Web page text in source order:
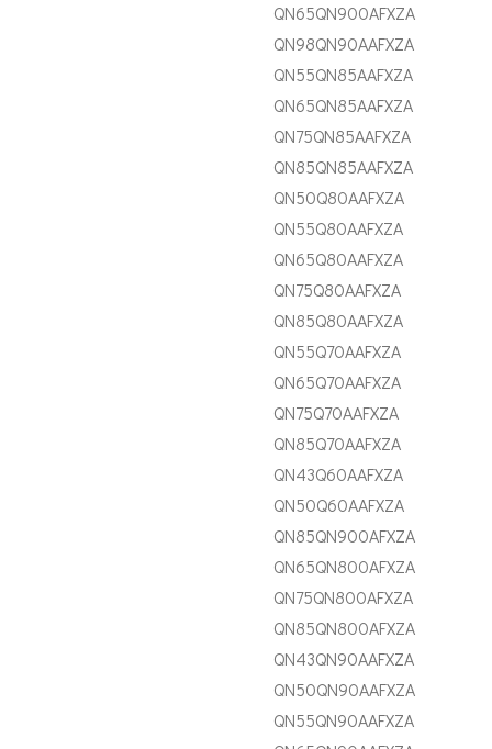
QN65QN900AFXZA
QN98QN90AAFXZA
QN55QN85AAFXZA
QN65QN85AAFXZA
QN75QN85AAFXZA
QN85QN85AAFXZA
QN50Q80AAFXZA
QN55Q80AAFXZA
QN65Q80AAFXZA
QN75Q80AAFXZA
QN85Q80AAFXZA
QN55Q70AAFXZA
QN65Q70AAFXZA
QN75Q70AAFXZA
QN85Q70AAFXZA
QN43Q60AAFXZA
QN50Q60AAFXZA
QN85QN900AFXZA
QN65QN800AFXZA
QN75QN800AFXZA
QN85QN800AFXZA
QN43QN90AAFXZA
QN50QN90AAFXZA
QN55QN90AAFXZA